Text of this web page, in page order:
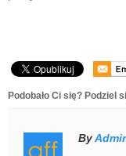
Podobało Ci się? Podziel
By